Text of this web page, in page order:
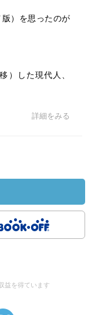
）を思ったのが
）した現代人、
詳細をみる
益を得ています